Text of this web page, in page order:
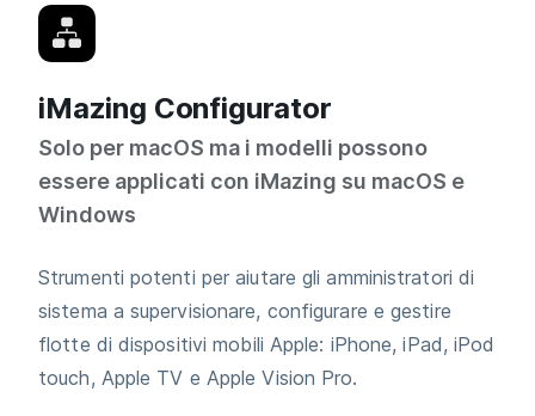
iMazing Configurator
Solo per macOS ma i modelli possono
essere applicati con iMazing su macOS e
Windows
Strumenti potenti per aiutare gli amministratori di
sistema a supervisionare, configurare e gestire
flotte di dispositivi mobili Apple: iPhone, iPad, iPod
touch, Apple TV e Apple Vision Pro.